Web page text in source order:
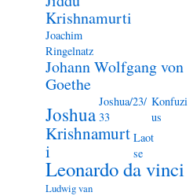
Krishnamurti
Joachim
Ringelnatz
Johann Wolfgang von
Goethe
Joshua
Joshua/23/
33
Konfuzi
us
Krishnamurt
i
Laot
se
Leonardo da vinci
Ludwig van